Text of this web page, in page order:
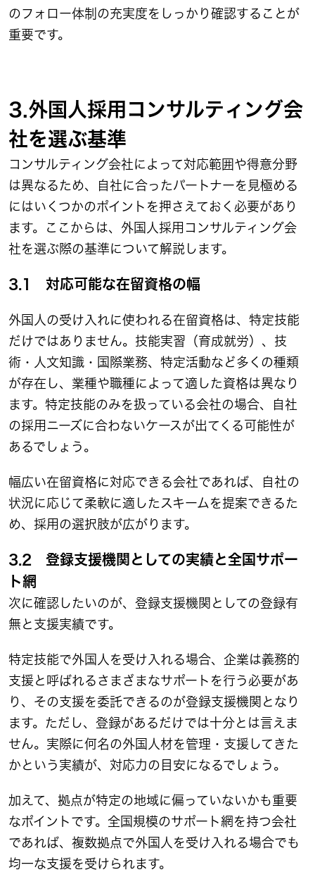
のフォロー体制の充実度をしっかり確認することが
重要です。
3.外国人採用コンサルティング会
社を選ぶ基準
コンサルティング会社によって対応範囲や得意分野
は異なるため、自社に合ったパートナーを見極める
にはいくつかのポイントを押さえておく必要があり
ます。ここからは、外国人採用コンサルティング会
社を選ぶ際の基準について解説します。
3.1 対応可能な在留資格の幅
外国人の受け入れに使われる在留資格は、特定技能
だけではありません。技能実習（育成就労）、技
術・人文知識・国際業務、特定活動など多くの種類
が存在し、業種や職種によって適した資格は異なり
ます。特定技能のみを扱っている会社の場合、自社
の採用ニーズに合わないケースが出てくる可能性が
あるでしょう。
幅広い在留資格に対応できる会社であれば、自社の
状況に応じて柔軟に適したスキームを提案できるた
め、採用の選択肢が広がります。
3.2 登録支援機関としての実績と全国サポー
ト網
次に確認したいのが、登録支援機関としての登録有
無と支援実績です。
特定技能で外国人を受け入れる場合、企業は義務的
支援と呼ばれるさまざまなサポートを行う必要があ
り、その支援を委託できるのが登録支援機関となり
ます。ただし、登録があるだけでは十分とは言えま
せん。実際に何名の外国人材を管理・支援してきた
かという実績が、対応力の目安になるでしょう。
加えて、拠点が特定の地域に偏っていないかも重要
なポイントです。全国規模のサポート網を持つ会社
であれば、複数拠点で外国人を受け入れる場合でも
均一な支援を受けられます。